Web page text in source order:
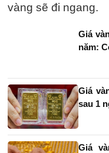
vàng sẽ đi ngang.
Giá
năm:
Giá
sau 1
Giá